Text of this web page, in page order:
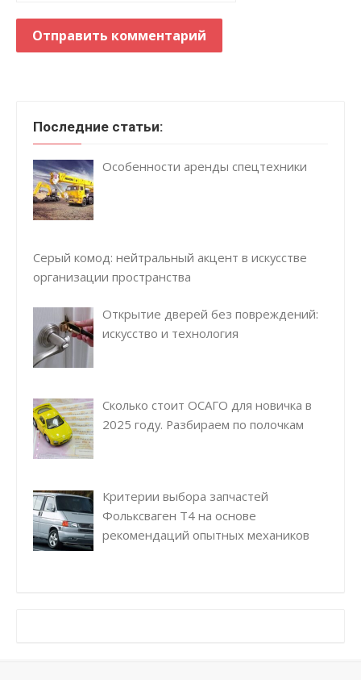
Последние статьи:
Особенности аренды спецтехники
Серый комод: нейтральный акцент в искусстве
организации пространства
Открытие дверей без повреждений:
искусство и технология
Сколько стоит ОСАГО для новичка в
2025 году. Разбираем по полочкам
Критерии выбора запчастей
Фольксваген Т4 на основе
рекомендаций опытных механиков